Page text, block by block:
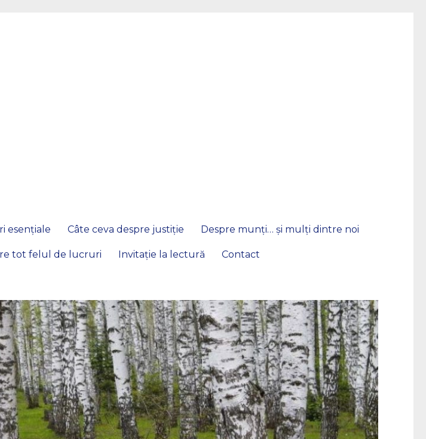
esențiale Câte ceva despre justiție Despre munți… și mulți dintre noi
tot felul de lucruri Invitație la lectură Contact